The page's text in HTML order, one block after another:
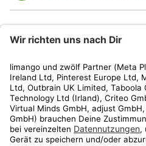
Kundenservice
Shop
Aktionen